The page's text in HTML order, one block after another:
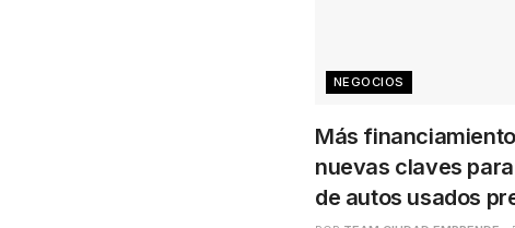
NEGOCIOS
Más
nuevas claves
de autos usados